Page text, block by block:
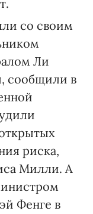
со своим
Ли
сообщили в
риска,
Милли. А
Фенге в